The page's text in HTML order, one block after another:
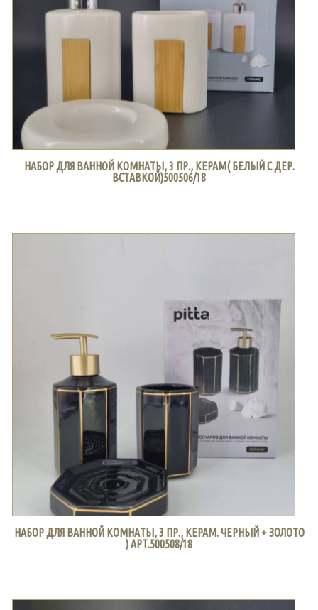
НАБОР ДЛЯ ВАННОЙ КОМНАТЫ, 3 ПР., КЕРАМ( БЕЛЫЙ С ДЕР.
ВСТАВКОЙ)500506/18
НАБОР ДЛЯ ВАННОЙ КОМНАТЫ, 3 ПР., КЕРАМ. ЧЕРНЫЙ + ЗОЛОТО
) АРТ.500508/18